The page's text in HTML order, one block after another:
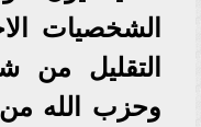
الشخصيات
التقليل من
وحزب الله